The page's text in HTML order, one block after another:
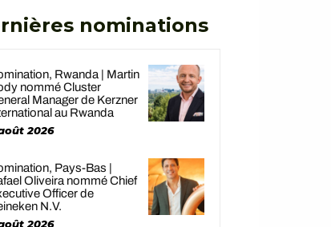
nominations
Rwanda | Martin
nommé Cluster
Manager de Kerzner
au Rwanda
2026
Pays-Bas |
Oliveira nommé Chief
Officer de
N.V.
2026